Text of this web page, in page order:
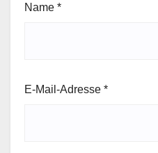
Name *
E-Mail-Adresse *